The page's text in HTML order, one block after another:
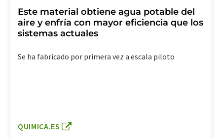
Este material obtiene agua potable del
aire y enfría con mayor eficiencia que los
sistemas actuales
Se ha fabricado por primera vez a escala piloto
QUIMICA.ES